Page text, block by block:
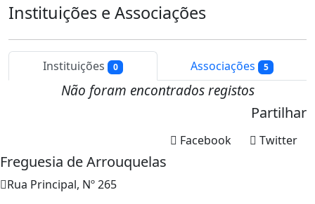
Instituições e Associações
Instituições 0 Associações 5
Não foram encontrados registos
Partilhar
Twitter
Facebook
Freguesia de Arrouquelas
Rua Principal, Nº 265